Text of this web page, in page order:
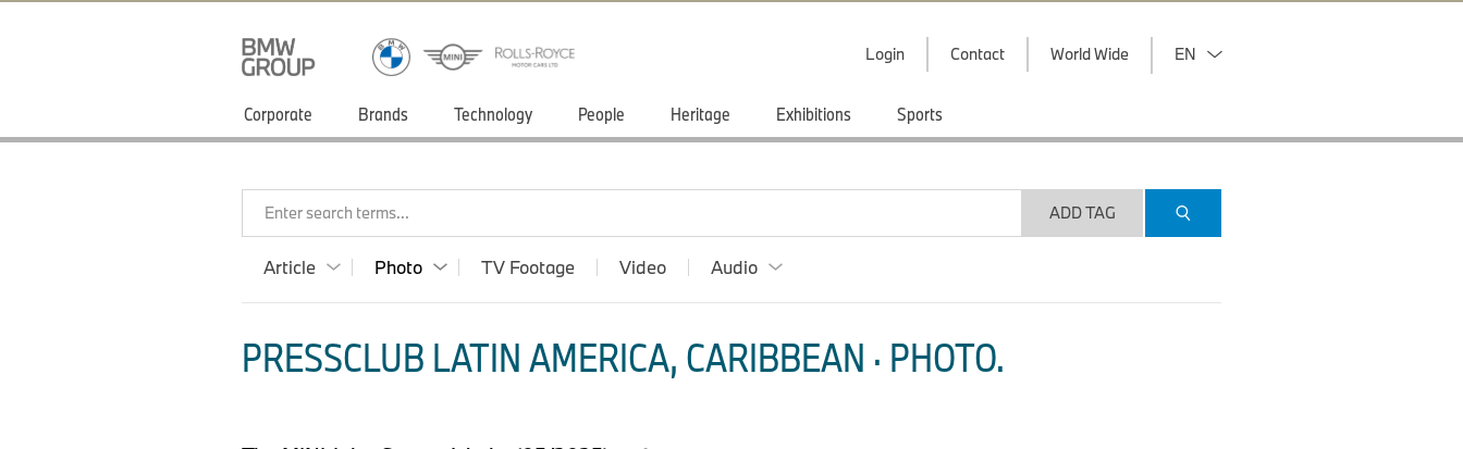
Login Contact World Wide EN
Corporate Brands Technology People Heritage Exhibitions Sports
Enter search terms... ADD TAG
Article Photo TV Footage Video Audio
PRESSCLUB LATIN AMERICA, CARIBBEAN · PHOTO.